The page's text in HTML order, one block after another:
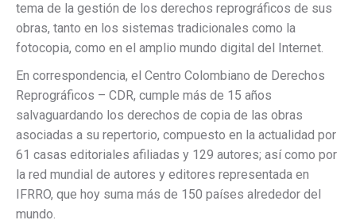
tema de la gestión de los derechos reprográficos de sus
obras, tanto en los sistemas tradicionales como la
fotocopia, como en el amplio mundo digital del Internet.
En correspondencia, el Centro Colombiano de Derechos
Reprográficos – CDR, cumple más de 15 años
salvaguardando los derechos de copia de las obras
asociadas a su repertorio, compuesto en la actualidad por
61 casas editoriales afiliadas y 129 autores; así como por
la red mundial de autores y editores representada en
IFRRO, que hoy suma más de 150 países alrededor del
mundo.